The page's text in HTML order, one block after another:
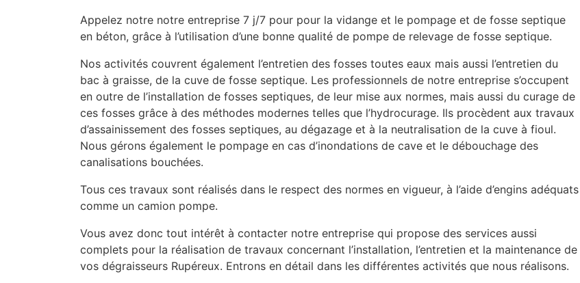
Appelez notre notre entreprise 7 j/7 pour pour la vidange et le pompage et de fosse septique
en béton, grâce à l’utilisation d’une bonne qualité de pompe de relevage de fosse septique.
Nos activités couvrent également l’entretien des fosses toutes eaux mais aussi l’entretien du
bac à graisse, de la cuve de fosse septique. Les professionnels de notre entreprise s’occupent
en outre de l’installation de fosses septiques, de leur mise aux normes, mais aussi du curage de
ces fosses grâce à des méthodes modernes telles que l’hydrocurage. Ils procèdent aux travaux
d’assainissement des fosses septiques, au dégazage et à la neutralisation de la cuve à fioul.
Nous gérons également le pompage en cas d’inondations de cave et le débouchage des
canalisations bouchées.
Tous ces travaux sont réalisés dans le respect des normes en vigueur, à l’aide d’engins adéquats
comme un camion pompe.
Vous avez donc tout intérêt à contacter notre entreprise qui propose des services aussi
complets pour la réalisation de travaux concernant l’installation, l’entretien et la maintenance de
vos dégraisseurs Rupéreux. Entrons en détail dans les différentes activités que nous réalisons.